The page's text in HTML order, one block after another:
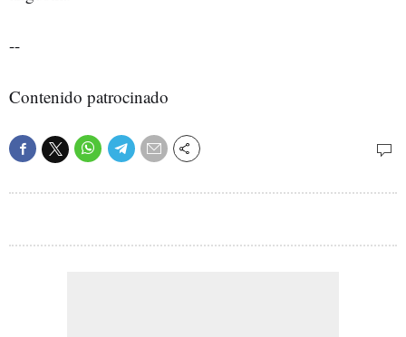
--
Contenido patrocinado